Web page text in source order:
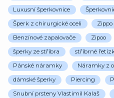
Luxusní šperkovnice
Šperk z chirurgické oceli
Benzínové zapalovače Zipoo
šperky ze stříbra stříbrné
Pánské náramky Náramky z
dámské šperky Piercing
Snubní prsteny Vlastimil Kalaš